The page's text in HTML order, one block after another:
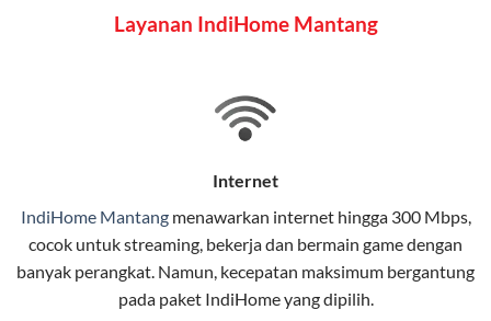
pengguna rumah dan bisnis.
stabil, dan memiliki berbagai pilihan paket IndiHome
Selain internet, layanan IndiHome juga mencakup TV
interaktif (IndiHome TV) dan telepon rumah dalam
satu paket.
Layanan IndiHome Mantang
Internet
IndiHome Mantangmenawarkan internethingga 300 Mbps,
cocok untuk streaming, bekerja dan bermain game dengan
banyak perangkat. Namun, kecepatan maksimum bergantung
pada paket IndiHome yang dipilih.